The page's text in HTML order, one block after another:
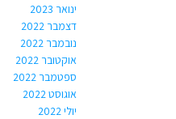
ינואר 2023
דצמבר 2022
נובמבר 2022
אוקטובר 2022
ספטמבר 2022
אוגוסט 2022
יולי 2022